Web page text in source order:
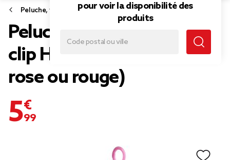
pour voir la disponibilité des
produits
Peluche, veilleuse
Peluche Hello Kitty avec
clip H18cm (2 modèles
rose ou rouge)
5,99 €